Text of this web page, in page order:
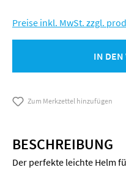
Preise inkl. MwSt. zzgl.
IN DEN
Zum Merkzettel hinzufügen
BESCHREIBUNG
Der perfekte leichte Helm